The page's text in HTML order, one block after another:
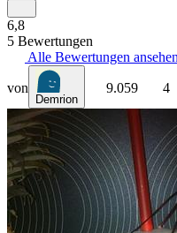
6,8
5 Bewertungen
Alle Bewertungen ansehen
von
Demrion
9.059 4